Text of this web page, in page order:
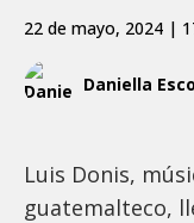
Daniella
22 de mayo, 2024 |
Luis Donis,
guatemalteco,